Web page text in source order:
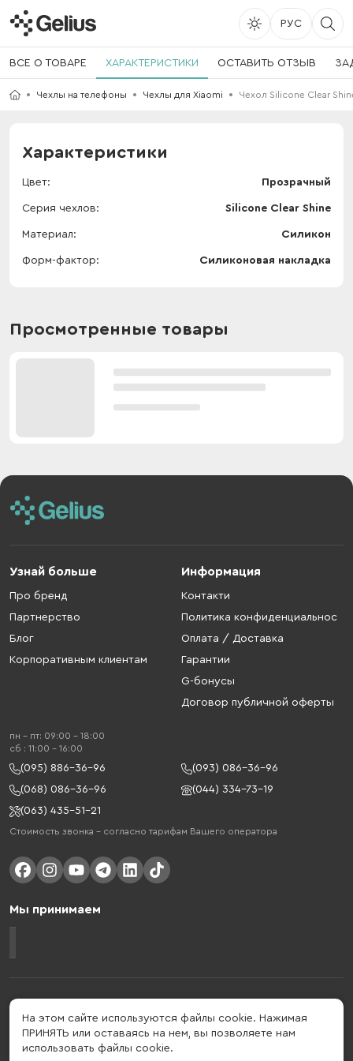
РУС
ВСЕ О ТОВАРЕ ХАРАКТЕРИСТИКИ ОСТАВИТЬ ОТЗЫВ
Чехлы на телефоны Чехлы для Xiaomi Чехол Silicone Clear
Характеристики
Цвет Прозрачный
Серия чехлов Silicone Clear Shine
Материал Силикон
Форм-фактор Силиконовая накладка
Просмотренные товары
Узнай больше
Про бренд
Партнерство
Блог
Корпоративным клиентам
Информация
Контакти
Политика конфиденциальнос
Оплата / Доставка
Гарантии
G-бонусы
Договор публичной оферты
пн - пт: 09:00 - 18:00
cб : 11:00 - 16:00
(095) 886-36-96
(093) 086-36-96
(068) 086-36-96
(044) 334-73-19
(063) 435-51-21
Стоимость звонка – согласно тарифам Вашего оператора
Мы принимаем
Gelius - украинский бренд, который активно развивается в сфере
умных гаджетов и мобильных аксессуаров. Бренд подтвержден в 2013
году. Gelius - это больше, чем просто бренд, этот стиль жизни,
который об'єднує в собі драйв, радость, скорость, новації и
практичність.
На этом сайте используются файлы cookie. Нажимая
ПРИНЯТЬ или оставаясь на нем, вы позволяете нам
использовать файлы cookie.